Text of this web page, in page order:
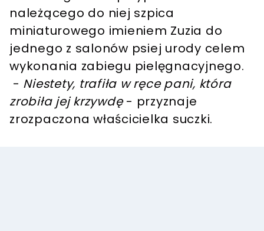
należącego do niej szpica
miniaturowego imieniem Zuzia do
jednego z salonów psiej urody celem
wykonania zabiegu pielęgnacyjnego.
- Niestety, trafiła w ręce pani, która
zrobiła jej krzywdę- przyznaje
zrozpaczona właścicielka suczki.